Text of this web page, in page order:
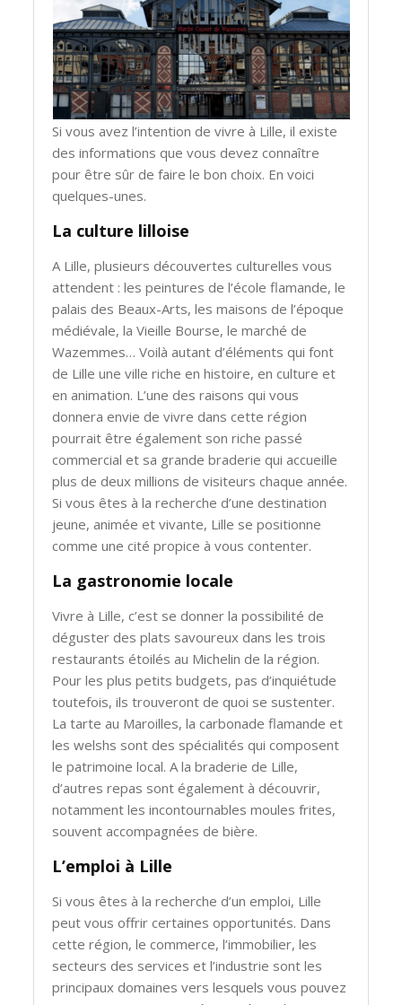
Si vous avez l’intention de vivre à Lille, il existe
des informations que vous devez connaître
pour être sûr de faire le bon choix. En voici
quelques-unes.
La culture lilloise
A Lille, plusieurs découvertes culturelles vous
attendent : les peintures de l’école flamande, le
palais des Beaux-Arts, les maisons de l’époque
médiévale, la Vieille Bourse, le marché de
Wazemmes… Voilà autant d’éléments qui font
de Lille une ville riche en histoire, en culture et
en animation. L’une des raisons qui vous
donnera envie de vivre dans cette région
pourrait être également son riche passé
commercial et sa grande braderie qui accueille
plus de deux millions de visiteurs chaque année.
Si vous êtes à la recherche d’une destination
jeune, animée et vivante, Lille se positionne
comme une cité propice à vous contenter.
La gastronomie locale
Vivre à Lille, c’est se donner la possibilité de
déguster des plats savoureux dans les trois
restaurants étoilés au Michelin de la région.
Pour les plus petits budgets, pas d’inquiétude
toutefois, ils trouveront de quoi se sustenter.
La tarte au Maroilles, la carbonade flamande et
les welshs sont des spécialités qui composent
le patrimoine local. A la braderie de Lille,
d’autres repas sont également à découvrir,
notamment les incontournables moules frites,
souvent accompagnées de bière.
L’emploi à Lille
Si vous êtes à la recherche d’un emploi, Lille
peut vous offrir certaines opportunités. Dans
cette région, le commerce, l’immobilier, les
secteurs des services et l’industrie sont les
principaux domaines vers lesquels vous pouvez